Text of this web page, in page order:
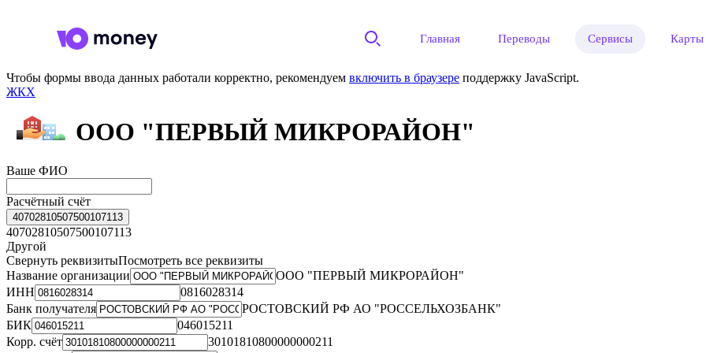
Главная Переводы Сервисы Карты
Чтобы формы ввода данных работали корректно, рекомендуем включить в браузере поддержку JavaScript.
ЖКХ
ООО "ПЕРВЫЙ МИКРОРАЙОН"
Ваше ФИО
Расчётный счёт
40702810507500107113
40702810507500107113
Другой
Свернуть реквизитыПосмотреть все реквизиты
Название организации
ООО "ПЕРВЫЙ МИКРОРАЙОН"
ИНН
0816028314
Банк получателя
РОСТОВСКИЙ РФ АО "РОССЕЛЬХОЗБАНК"
БИК
046015211
Корр. счёт
30101810800000000211